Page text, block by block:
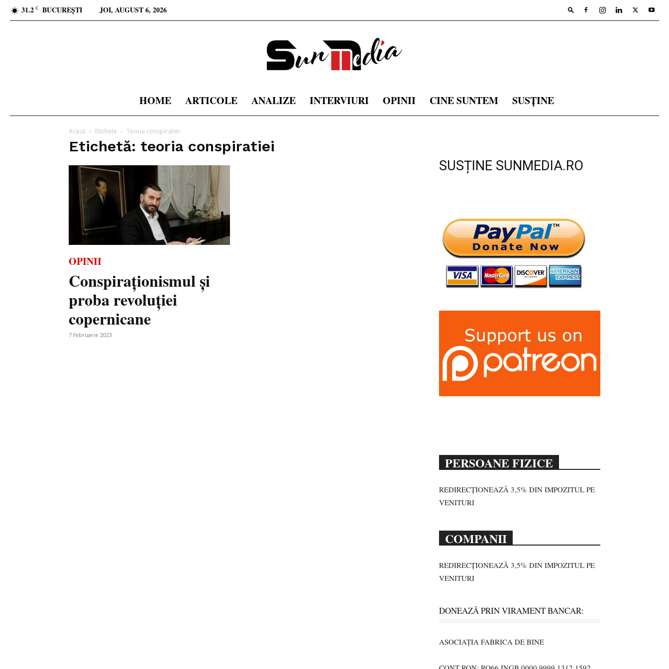
31.2 C BUCUREȘTI JOI, AUGUST 6, 2026
sunmedia.ro
HOME ARTICOLE ANALIZE INTERVIURI OPINII CINE SUNTEM SUSȚINE
Acasă Etichete Teoria conspiratiei
Etichetă: teoria conspiratiei
OPINII
Conspiraționismul și
proba revoluției
copernicane
7 februarie 2023
SUSȚINE SUNMEDIA.RO
PERSOANE FIZICE
REDIRECȚIONEAZĂ 3,5% DIN IMPOZITUL PE
VENITURI
COMPANII
REDIRECȚIONEAZĂ 3,5% DIN IMPOZITUL PE
VENITURI
DONEAZĂ PRIN VIRAMENT BANCAR:
ASOCIAȚIA FABRICA DE BINE